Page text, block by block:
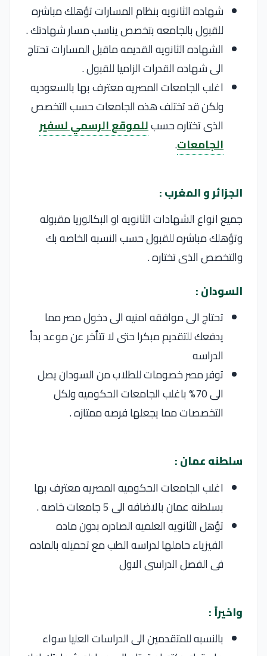
شهاده الثانويه بنظام المسارات تؤهلك مباشره
للقبول بالجامعه بتخصص يناسب مسار شهادتك .
الشهاده الثانويه القديمه ماقبل المسارات تحتاج
الى شهاده القدرات الزاميا للقبول .
اغلب الجامعات المصريه معترف بها بالسعوديه
ولكن قد تختلف هذه الجامعات حسب التخصص
الذى تختاره حسبللموقع الرسمي لسفير
الجامعات.
الجزائر و المغرب :
جميع انواع الشهادات الثانويه او البكالوريا مقبوله
وتؤهلك مباشره للقبول حسب النسبه الخاصه بك
والتخصص الذى تختاره .
السودان :
تحتاج الى موافقه امنيه الى دخول مصر مما
يدفعك للتقديم مبكرا حتى لا تتأخر عن موعد بدأ
الدراسه
توفر مصر خصومات للطلاب من السودان يصل
الى 70% باغلب الجامعات الحكوميه ولكل
التخصصات مما يجعلها فرصه ممتازه .
سلطنه عمان :
اغلب الجامعات الحكوميه المصريه معترف بها
بسلطنه عمان بالاضافه الى 5 جامعات خاصه .
تؤهل الثانويه العلميه الصادره بدون ماده
الفيزياء حاملها لدراسه الطب مع تحميله بالماده
فى الفصل الدراسى الاول
واخيراً :
بالنسبه للمتقدمين الى الدراسات العليا سواء